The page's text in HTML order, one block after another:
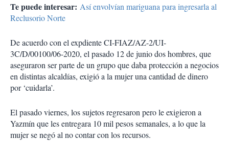
Te puede interesar: Así envolvían mariguana para ingresarla al
Reclusorio Norte
De acuerdo con el expdiente CI-FIAZ/AZ-2/UI-
3C/D/00100/06-2020, el pasado 12 de junio dos hombres, que
aseguraron ser parte de un grupo que daba protección a negocios
en distintas alcaldías, exigió a la mujer una cantidad de dinero
por ‘cuidarla’.
El pasado viernes, los sujetos regresaron pero le exigieron a
Yazmín que les entregara 10 mil pesos semanales, a lo que la
mujer se negó al no contar con los recursos.